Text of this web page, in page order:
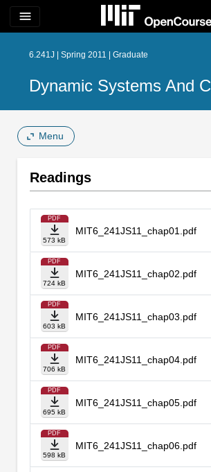
menu
6.241J | Spring 2011 | Graduate
Dynamic Systems And
Menu
Readings
PDF
573 kB
MIT6_241JS11_chap01.pdf
PDF
724 kB
MIT6_241JS11_chap02.pdf
PDF
603 kB
MIT6_241JS11_chap03.pdf
PDF
706 kB
MIT6_241JS11_chap04.pdf
PDF
695 kB
MIT6_241JS11_chap05.pdf
PDF
598 kB
MIT6_241JS11_chap06.pdf